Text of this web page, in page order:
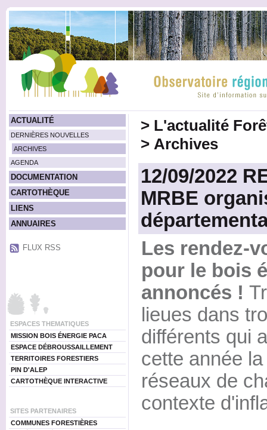
ACTUALITÉ
DERNIÈRES NOUVELLES
ARCHIVES
AGENDA
DOCUMENTATION
CARTOTHÈQUE
LIENS
ANNUAIRES
FLUX RSS
ESPACES THEMATIQUES
MISSION BOIS ÉNERGIE PACA
ESPACE DÉBROUSSAILLEMENT
TERRITOIRES FORESTIERS
PIN D'ALEP
CARTOTHÈQUE INTERACTIVE
SITES PARTENAIRES
COMMUNES FORESTIÈRES
> L'actualité
> Archives
12/09/2022
MRBE
Les rendez-
pour le bois
annoncés !
lieues dans
différents qui
cette année
réseaux de
contexte